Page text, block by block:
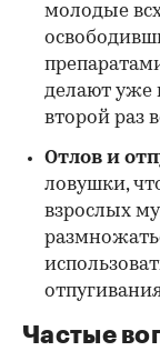
молодые
делают уже
второй раз
Отлов и
ловушки,
взрослых
Частые